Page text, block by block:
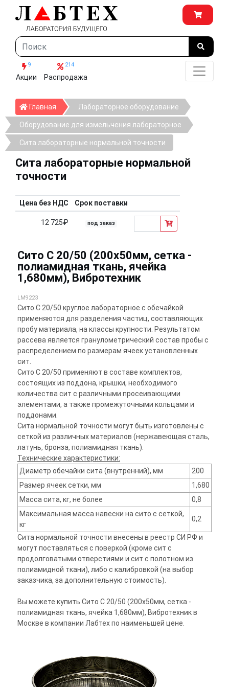
9
Акции
214
Распродажа
Главная ГлавнаяЛабораторное оборудование
Оборудование для измельчения лабораторное
Сита лабораторные нормальной точности
Сита лабораторные нормальной
точности
Цена без НДС Срок поставки
12 725₽ под заказ
Сито С 20/50 (200х50мм, сетка -
полиамидная ткань, ячейка
1,680мм), Вибротехник
LM9223
Сито С 20/50 круглое лабораторное с обечайкой
применяются для разделения частиц, составляющих
пробу материала, на классы крупности. Результатом
рассева является гранулометрический состав пробы с
распределением по размерам ячеек установленных
сит.
Сито С 20/50 применяют в составе комплектов,
состоящих из поддона, крышки, необходимого
количества сит с различными просеивающими
элементами, а также промежуточными кольцами и
поддонами.
Сита нормальной точности могут быть изготовлены с
сеткой из различных материалов (нержавеющая сталь,
латунь, бронза, полиамидная ткань).
Технические характеристики:
Диаметр обечайки сита (внутренний), мм
200
Размер ячеек сетки, мм
1,680
Масса сита, кг, не более
0,8
Максимальная масса навески на сито с сеткой,
кг
0,2
Сита нормальной точности внесены в реестр СИ РФ и
могут поставляться с поверкой (кроме сит с
продолговатыми отверстиями и сит с полотном из
полиамидной ткани), либо с калибровкой (на выбор
заказчика, за дополнительную стоимость).
Вы можете купить Сито С 20/50 (200х50мм, сетка -
полиамидная ткань, ячейка 1,680мм), Вибротехник в
Москве в компании Лабтех по наименьшей цене.